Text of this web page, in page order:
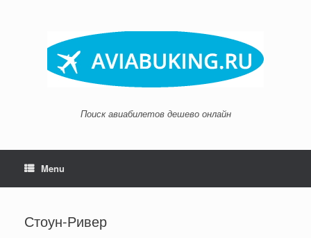
Поиск авиабилетов дешево онлайн
Menu
Стоун-Ривер